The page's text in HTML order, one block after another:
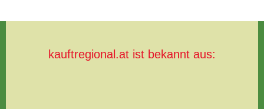
kauftregional.at ist bekannt aus: